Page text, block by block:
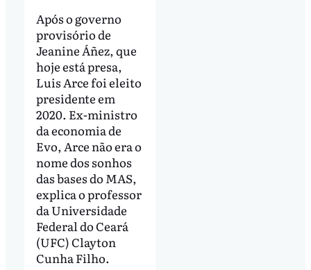
Após o governo
provisório de
Jeanine Áñez, que
hoje está presa,
Luis Arce foi eleito
presidente em
2020. Ex-ministro
da economia de
Evo, Arce não era o
nome dos sonhos
das bases do MAS,
explica o professor
da Universidade
Federal do Ceará
(UFC) Clayton
Cunha Filho.